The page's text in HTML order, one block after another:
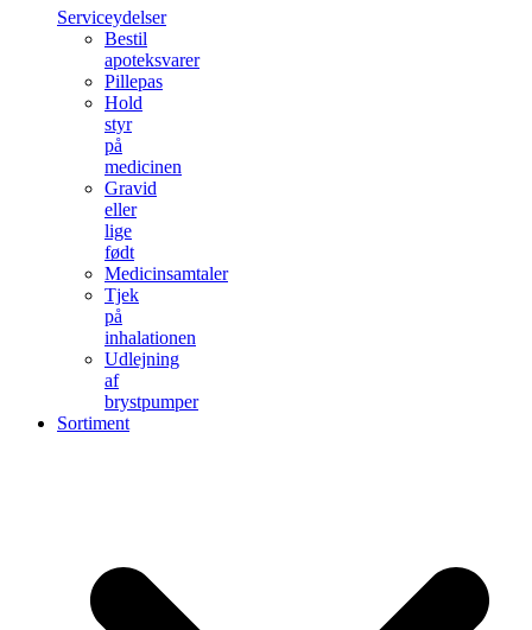
Serviceydelser
Bestil
apoteksvarer
Pillepas
Hold
styr
på
medicinen
Gravid
eller
lige
født
Medicinsamtaler
Tjek
på
inhalationen
Udlejning
af
brystpumper
Sortiment